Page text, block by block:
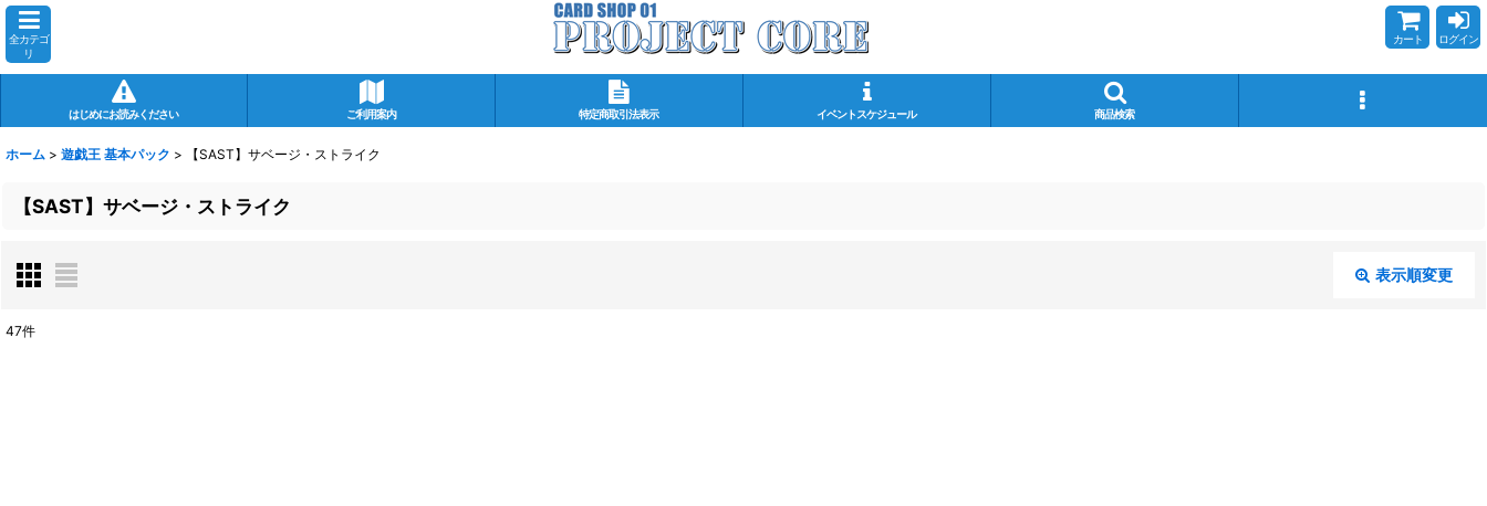
全カテゴ
リ
カート ログイン
はじめにお読みください ご利用案内 特定商取引法表示 イベントスケジュール 商品検索
ホーム > 遊戯王 基本パック > 【SAST】サベージ・ストライク
【SAST】サベージ・ストライク
表示順変更
47件